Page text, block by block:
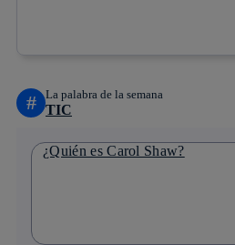
# La palabra de la semana
TIC
¿Quién es Carol Shaw?